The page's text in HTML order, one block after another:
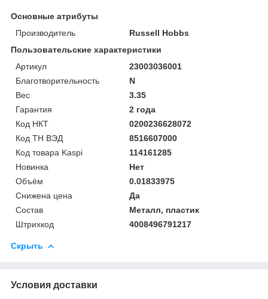
Основные атрибуты
Производитель
Russell Hobbs
Пользовательские характеристики
Артикул
23003036001
Благотворительность
N
Вес
3.35
Гарантия
2 года
Код НКТ
0200236628072
Код ТН ВЭД
8516607000
Код товара Kaspi
114161285
Новинка
Нет
Объём
0.01833975
Снижена цена
Да
Состав
Металл, пластик
Штрихкод
4008496791217
Скрыть
Условия доставки